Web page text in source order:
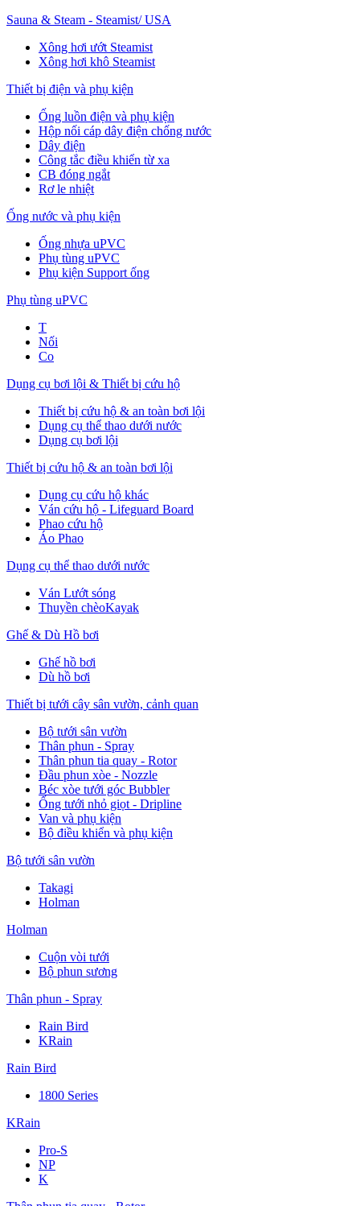
Sauna & Steam - Steamist/ USA
Xông hơi ướt Steamist
Xông hơi khô Steamist
Thiết bị điện và phụ kiện
Ống luồn điện và phụ kiện
Hộp nối cáp dây điện chống nước
Dây điện
Công tắc điều khiển từ xa
CB đóng ngắt
Rơ le nhiệt
Ống nước và phụ kiện
Ống nhựa uPVC
Phụ tùng uPVC
Phụ kiện Support ống
Phụ tùng uPVC
T
Nối
Co
Dụng cụ bơi lội & Thiết bị cứu hộ
Thiết bị cứu hộ & an toàn bơi lội
Dụng cụ thể thao dưới nước
Dụng cụ bơi lội
Thiết bị cứu hộ & an toàn bơi lội
Dụng cụ cứu hộ khác
Ván cứu hộ - Lifeguard Board
Phao cứu hộ
Áo Phao
Dụng cụ thể thao dưới nước
Ván Lướt sóng
Thuyền chèoKayak
Ghế & Dù Hồ bơi
Ghế hồ bơi
Dù hồ bơi
Thiết bị tưới cây sân vườn, cảnh quan
Bộ tưới sân vườn
Thân phun - Spray
Thân phun tia quay - Rotor
Đầu phun xòe - Nozzle
Béc xòe tưới góc Bubbler
Ống tưới nhỏ giọt - Dripline
Van và phụ kiện
Bộ điều khiển và phụ kiện
Bộ tưới sân vườn
Takagi
Holman
Holman
Cuộn vòi tưới
Bộ phun sương
Thân phun - Spray
Rain Bird
KRain
Rain Bird
1800 Series
KRain
Pro-S
NP
K